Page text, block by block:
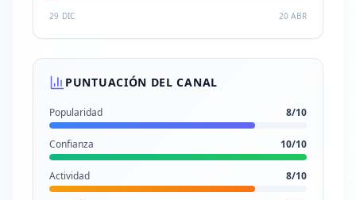
29 DIC 20 ABR
PUNTUACIÓN DEL CANAL
Popularidad 8/10
Confianza 10/10
Actividad 8/10